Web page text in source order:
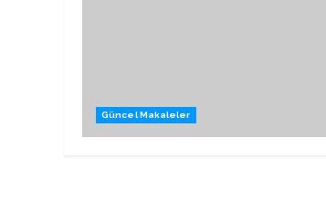
Güncel Makaleler